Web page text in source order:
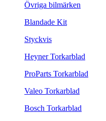
Övriga bilmärken
Blandade Kit
Styckvis
Heyner Torkarblad
ProParts Torkarblad
Valeo Torkarblad
Bosch Torkarblad